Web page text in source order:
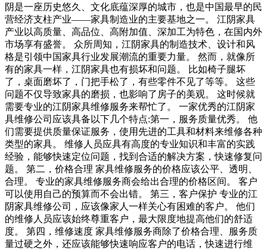
阴是一座历史悠久、文化底蕴深厚的城市，也是中国最早的民
营经济支柱产业——家具制造业的主要基地之一。 江阴家具
产业以高质量、高品位、高附加值、深加工为特色，在国内外
市场享有盛誉。 众所周知，江阴家具的制造技术、设计和风
格是引领中国家具行业发展潮流的重要力量。 然而，就像所
有的家具一样，江阴家具也有损坏和问题。 比如椅子腿坏
了，桌面磨坏了，门把手松了，有些零件不见了等等。 这些
问题不仅导致家具的磨损，也影响了房子的美观。 这时候就
需要专业的江阴家具维修服务来帮忙了。 一家优秀的江阴家
具维修公司应该具备以下几个特点:第一，服务质量优秀。 他
们需要提供质量保证服务，使用先进的工具和材料来维修各种
类型的家具。 维修人员应具有高度的专业知识和丰富的实践
经验，能够快速定位问题，找到合适的解决方案，快速修复问
题。 第二，价格合理 家具维修服务的价格应该公平、透明、
合理。 专业的家具维修服务商会给出合理的价格区间。 客户
可以使用自己的预算而不会出错。 第三，客户保护 专业的江
阴家具维修公司，应该像家人一样关心有困难的客户。 他们
的维修人员应该始终尊重客户，最大限度地提高他们的舒适
度。 第四，维修速度 家具维修服务商除了价格合理、服务质
量过硬之外，还应该能够快速响应客户的电话，快速进行维